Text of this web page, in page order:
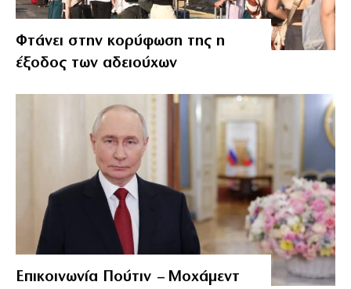
Φτάνει στην κορύφωση της η
έξοδος των αδειούχων
Επικοινωνία Πούτιν – Μοχάμεντ